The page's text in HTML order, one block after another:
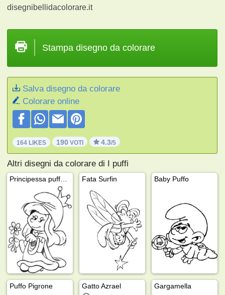
disegnibellidacolorare.it
Stampa disegno da colorare
Salva disegno da colorare
Colorare online
164 LIKES 190 VOTI 4.3/5
Altri disegni da colorare di I puffi
Fata Surfin Baby Puffo
Puffo Pigrone Gatto Azrael Gargamella